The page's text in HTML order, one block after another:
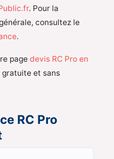
. Pour la
consultez le
.
page devis RC Pro en
gratuite et sans
RC Pro